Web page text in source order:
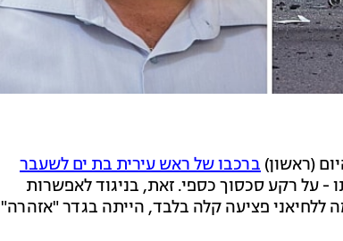
(ראשון) ברכבו של ראש עירית בת ים לשעבר
- על רקע סכסוך כספי. זאת, בניגוד לאפשרות
פציעה קלה בלבד, הייתה בגדר "אזהרה"